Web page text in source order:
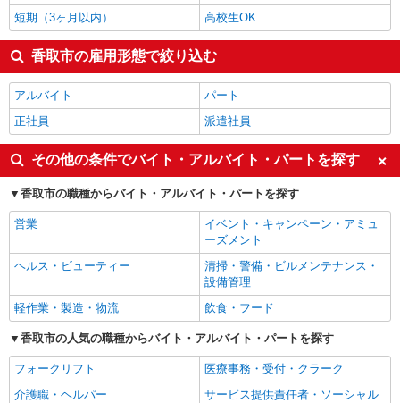
短期（3ヶ月以内）
高校生OK
香取市の雇用形態で絞り込む
アルバイト
パート
正社員
派遣社員
その他の条件でバイト・アルバイト・パートを探す
香取市の職種からバイト・アルバイト・パートを探す
営業
イベント・キャンペーン・アミュ
ーズメント
ヘルス・ビューティー
清掃・警備・ビルメンテナンス・
設備管理
軽作業・製造・物流
飲食・フード
香取市の人気の職種からバイト・アルバイト・パートを探す
フォークリフト
医療事務・受付・クラーク
介護職・ヘルパー
サービス提供責任者・ソーシャル